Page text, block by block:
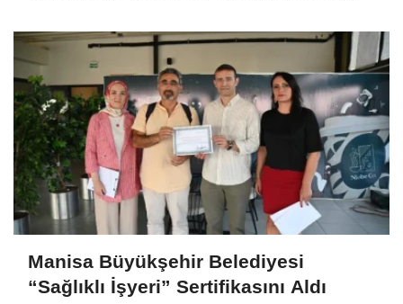
Manisa Büyükşehir Belediyesi
“Sağlıklı İşyeri” Sertifikasını Aldı